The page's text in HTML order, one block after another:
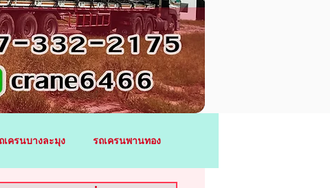
เครนบางละมุง รถเครนพานทอง